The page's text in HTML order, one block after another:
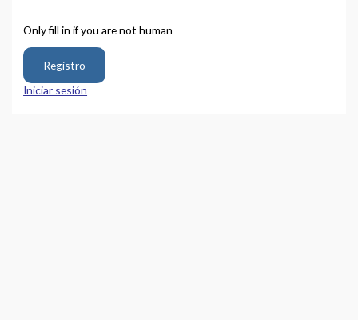
Only fill in if you are not human
Iniciar sesión